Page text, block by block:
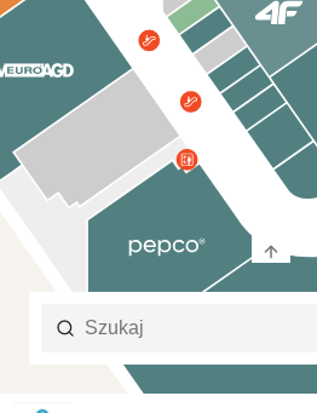
Jak dojadę do Nowej Stacji
Parking w Nowej Stacji Pruszków
Plan centrum